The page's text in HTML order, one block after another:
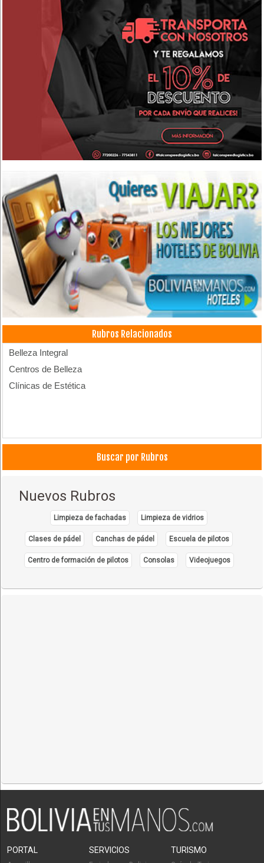
Rubros Relacionados
Belleza Integral
Centros de Belleza
Clínicas de Estética
Buscar por Rubros
Nuevos Rubros
Limpieza de fachadas Limpieza de vidrios
Clases de pádel Canchas de pádel Escuela de pilotos
Centro de formación de pilotos Consolas Videojuegos
PORTAL SERVICIOS TURISMO